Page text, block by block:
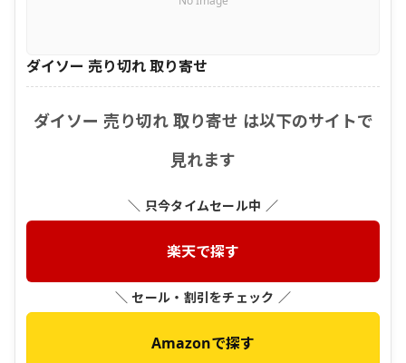
ダイソー 売り切れ 取り寄せ
ダイソー 売り切れ 取り寄せ は以下のサイトで
見れます
＼ 只今タイムセール中 ／
楽天で探す
＼ セール・割引をチェック ／
Amazonで探す